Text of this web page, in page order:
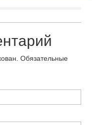
Обязательные